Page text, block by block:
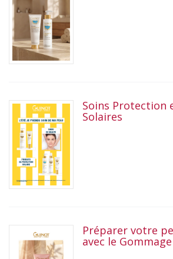
Soins Protection
Solaires
Préparer votre
avec le